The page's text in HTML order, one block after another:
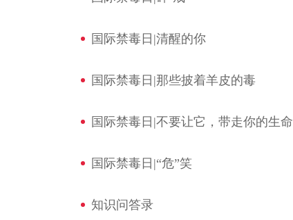
国际禁毒日|清醒的你
国际禁毒日|那些披着羊皮的毒
国际禁毒日|不要让它，带走你的生命
国际禁毒日|“危”笑
知识问答录